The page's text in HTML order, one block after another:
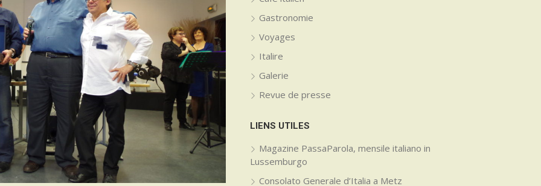
Gastronomie
Voyages
Italire
Galerie
Revue de presse
LIENS UTILES
Magazine PassaParola, mensile italiano in
Lussemburgo
Consolato Generale d’Italia a Metz